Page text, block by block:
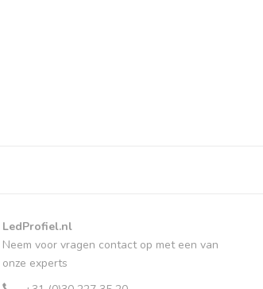
LedProfiel.nl
Neem voor vragen contact op met een van
onze experts